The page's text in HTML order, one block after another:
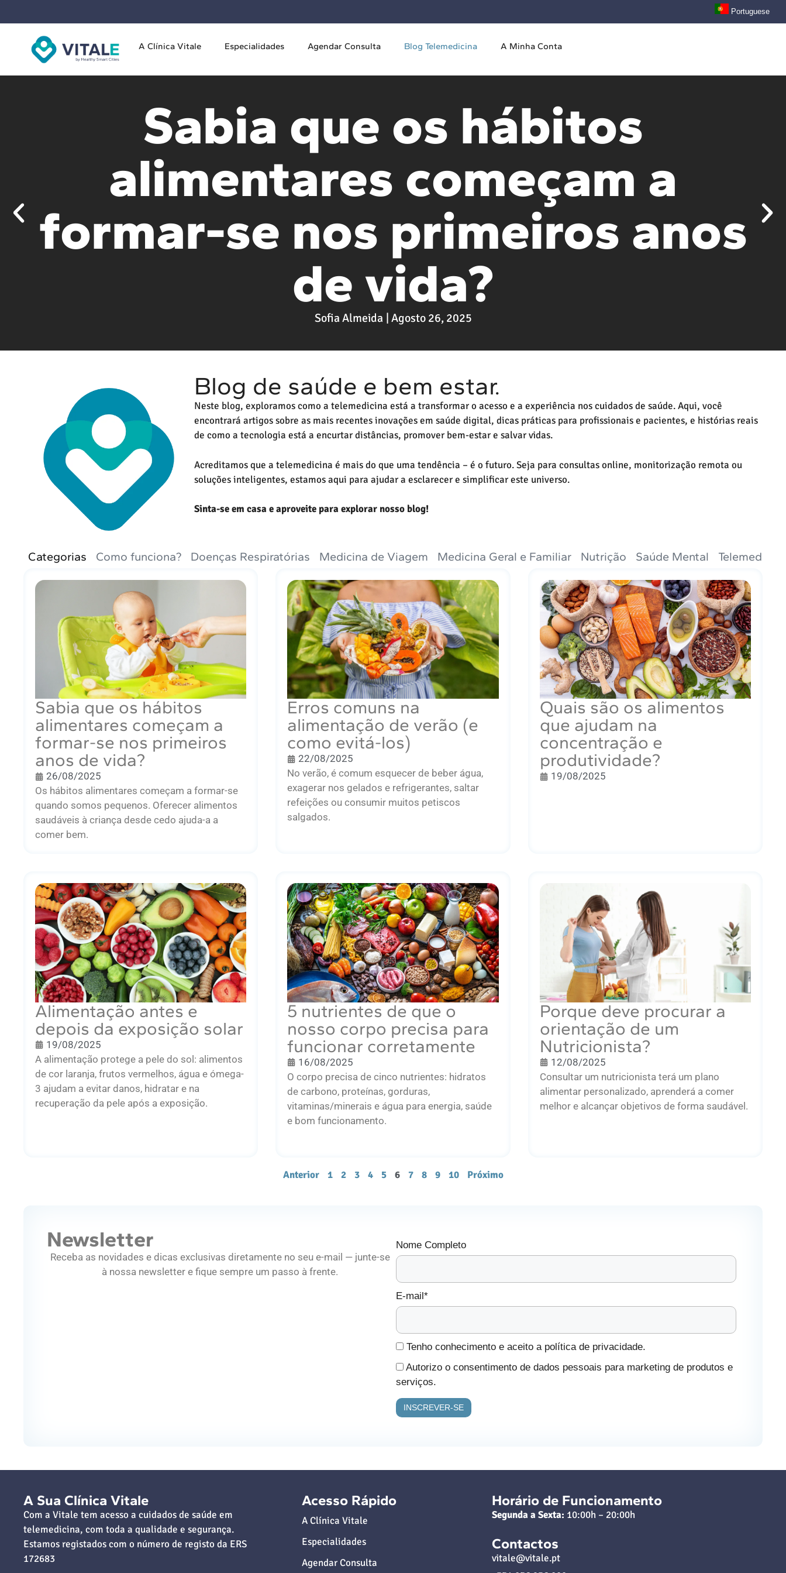
Portuguese
A Clínica Vitale Especialidades Agendar Consulta Blog Telemedicina A Minha Conta
Sabia que os hábitos
alimentares começam a
formar-se nos primeiros anos
de vida?
Sofia Almeida Agosto 26, 2025
Blog de saúde e bem estar.
Neste blog, exploramos como a telemedicina está a transformar o acesso e a experiência nos cuidados de saúde. Aqui, você
encontrará artigos sobre as mais recentes inovações em saúde digital, dicas práticas para profissionais e pacientes, e histórias reais
de como a tecnologia está a encurtar distâncias, promover bem-estar e salvar vidas.
Acreditamos que a telemedicina é mais do que uma tendência – é o futuro. Seja para consultas online, monitorização remota ou
soluções inteligentes, estamos aqui para ajudar a esclarecer e simplificar este universo.
Sinta-se em casa e aproveite para explorar nosso blog!
Como funciona? Doenças Respiratórias Medicina de Viagem Medicina Geral e Familiar Nutrição Saúde Mental Telemedicina
Categorias
Sabia que os hábitos
alimentares começam a
formar-se nos primeiros
anos de vida?
26/08/2025
Os hábitos alimentares começam a formar-se
quando somos pequenos. Oferecer alimentos
saudáveis à criança desde cedo ajuda-a a
comer bem.
Erros comuns na
alimentação de verão (e
como evitá-los)
22/08/2025
No verão, é comum esquecer de beber água,
exagerar nos gelados e refrigerantes, saltar
refeições ou consumir muitos petiscos
salgados.
Quais são os alimentos
que ajudam na
concentração e
produtividade?
19/08/2025
Alimentação antes e
depois da exposição solar
19/08/2025
A alimentação protege a pele do sol: alimentos
de cor laranja, frutos vermelhos, água e ómega-
3 ajudam a evitar danos, hidratar e na
recuperação da pele após a exposição.
5 nutrientes de que o
nosso corpo precisa para
funcionar corretamente
16/08/2025
O corpo precisa de cinco nutrientes: hidratos
de carbono, proteínas, gorduras,
vitaminas/minerais e água para energia, saúde
e bom funcionamento.
Porque deve procurar a
orientação de um
Nutricionista?
12/08/2025
Consultar um nutricionista terá um plano
alimentar personalizado, aprenderá a comer
melhor e alcançar objetivos de forma saudável.
Anterior 1 2 3 4 5 6 7 8 9 10 Próximo
Newsletter
Receba as novidades e dicas exclusivas diretamente no seu e-mail — junte-se
à nossa newsletter e fique sempre um passo à frente.
Nome Completo
E-mail*
Tenho conhecimento e aceito a política de privacidade.
Autorizo o consentimento de dados pessoais para marketing de produtos e
serviços.
A Sua Clínica Vitale
Com a Vitale tem acesso a cuidados de saúde em
telemedicina, com toda a qualidade e segurança.
Estamos registados com o número de registo da ERS
172683
Acesso Rápido
A Clínica Vitale
Especialidades
Agendar Consulta
Horário de Funcionamento
Segunda a Sexta: 10:00h – 20:00h
Contactos
vitale@vitale.pt